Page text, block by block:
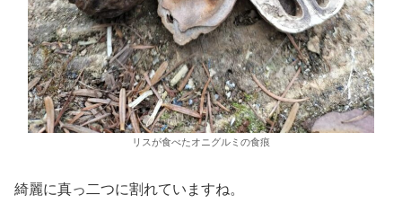
リスが食べたオニグルミの食痕
綺麗に真っ二つに割れていますね。